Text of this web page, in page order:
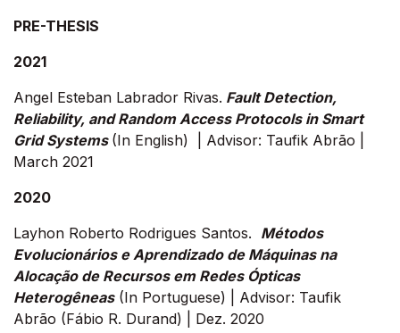
PRE-THESIS
2021
Angel Esteban Labrador Rivas. Fault Detection,
Reliability, and Random Access Protocols in Smart
Grid Systems (In English) | Advisor: Taufik Abrão |
March 2021
2020
Layhon Roberto Rodrigues Santos. Métodos
Evolucionários e Aprendizado de Máquinas na
Alocação de Recursos em Redes Ópticas
Heterogêneas(In Portuguese) | Advisor: Taufik
Abrão (Fábio R. Durand) | Dez. 2020